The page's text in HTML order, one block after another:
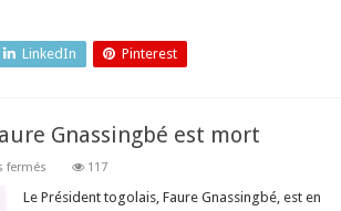
LinkedIn Pinterest
Gnassingbé est mort
ferméssur
Pré,
117
Le Président togolais, Faure Gnassingbé, est en